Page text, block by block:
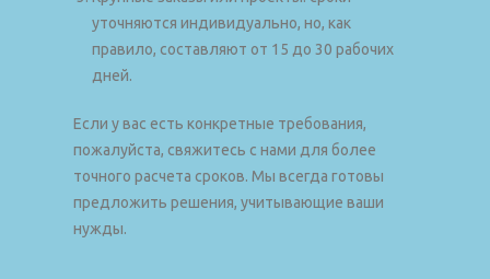
уточняются индивидуально, но, как
правило, составляют от 15 до 30 рабочих
дней.
Если у вас есть конкретные требования,
пожалуйста, свяжитесь с нами для более
точного расчета сроков. Мы всегда готовы
предложить решения, учитывающие ваши
нужды.